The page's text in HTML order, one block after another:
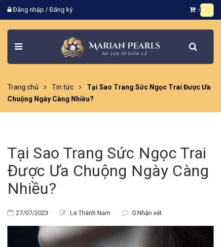
Đăng nhập / Đăng ký
Trang chủ Tin tức
Tại Sao Trang Sức Ngọc Trai Được Ưa
Chuộng Ngày Càng Nhiều?
Tại Sao Trang Sức Ngọc Trai
Được Ưa Chuộng Ngày Càng
Nhiều?
27/07/2023 Le Thành Nam 0 Nhận xét